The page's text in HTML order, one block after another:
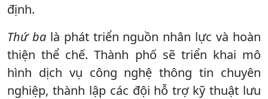
định.
Thứ balà phát triển nguồn nhân lực và hoàn
thiện thể chế. Thành phố sẽ triển khai mô
hình dịch vụ công nghệ thông tin chuyên
nghiệp, thành lập các đội hỗ trợ kỹ thuật lưu